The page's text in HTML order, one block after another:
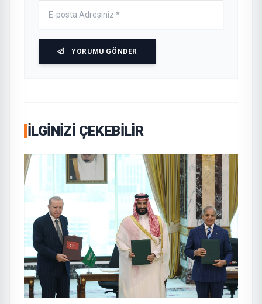
YORUMU GÖNDER
İLGINIZI ÇEKEBILIR